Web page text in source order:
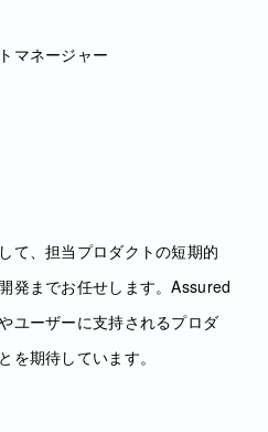
マネージャー
て、担当プロダクトの短期的
発までお任せします。Assured
ユーザーに支持されるプロダ
を期待しています。